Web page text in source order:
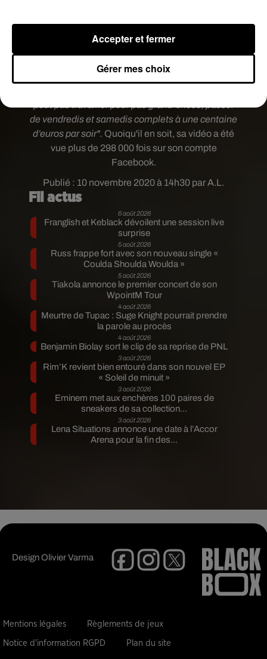
Publié : 10 novembre 2020 à 14h30 par A.L.
s’aperçoivent qu’on a besoin d’argent et de
soutien. Je n’ai rien contre McDo. J’ai des
de vendredis et samedis complets à une centaine
d’euros par soir". Quoiqu'il en soit, sa vidéo a été
vue plus de 298 000 fois sur son compte
Facebook.
Fil actus
6 août 2026
Franglish et Keblack dévoilent une session live
surprise
5 août 2026
Russ frappe fort avec son nouveau single «
Coulda Shoulda Woulda »
5 août 2026
Tiakola annonce le premier concert de son
WpointM Tour
4 août 2026
Meurtre de Tupac : Suge Knight pourrait prendre
la parole au procès
4 août 2026
Benjamin Biolay sort le clip de sa reprise de PNL
3 août 2026
Rim’K revient bien entouré dans son nouvel EP
« Soleil de minuit »
3 août 2026
Eminem met aux enchères 100 paires de
sneakers de sa collection...
3 août 2026
Lena Situations annonce une date à l’Accor
Arena pour la fin des...
DesignOlivier Varma
Mentions légales Règlements de jeux
Notice d'information RGPD Plan du site
Gérer mes choix
Accepter et fermer